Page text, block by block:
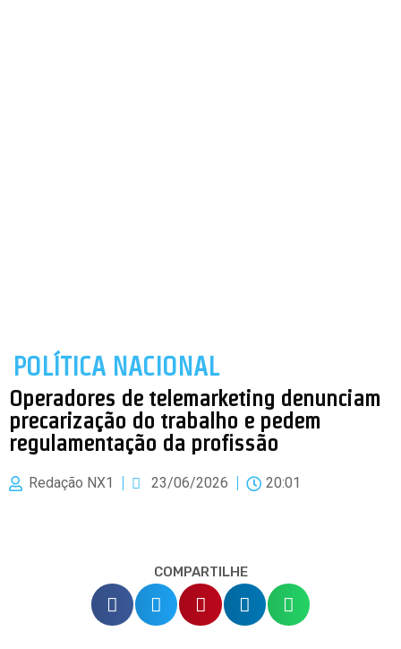
POLÍTICA NACIONAL
Operadores de telemarketing denunciam
precarização do trabalho e pedem
regulamentação da profissão
Redação NX1 23/06/2026 20:01
COMPARTILHE